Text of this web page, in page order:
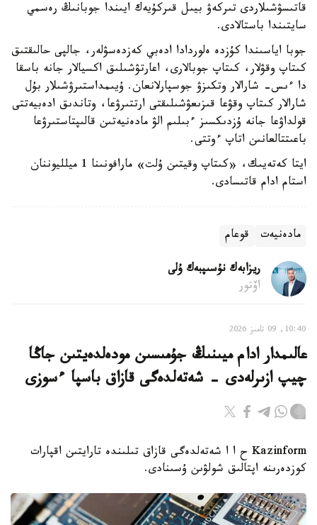
قاتىسۋشىلاردى تىركەۋ بيىل قىركۇيەك ايىندا جوبانىڭ رەسمي
سايتىندا باستالادى.
جوبا اياسىندا كۇزدە ەلوردادا ادەبي كەزدەسۋلەر، جالپى حالىقتىق
كىتاپ وقۋلار، كىتاپ جوبالارى، اعارتۋشىلىق اكسيالار جانە باسقا
دا ءىس- شارالار وتكىزۋ جوسپارلانعان. ۇيىمداستىرۋشىلار بۇل
شارالار كىتاپ وقۋعا قىزىعۋشىلىقتى ارتتىرۋعا، وتاندىق ادەبيەتتى
قولداۋعا جانە ۇزدىكسىز ءبىلىم الۋ مادەنيەتىن قالىپتاستىرۋعا
باعىتتالعانىن اتاپ ءوتتى.
ايتا كەتەيىك، «كىتاپ وقيتىن ۇلت» مارافونىنا 1 ميلليوننان
استام ادام قاتىسادى.
مادەنيەت قوعام
ريزابەك نۇسىپبەك ۇلى
اۆتور
10:40, 09 تامىز 2026
عالىمدار ادام ميىنىڭ جۇمىسىن مودەلدەيتىن جاڭا
چيپ ازىرلەدى - شەتەلدەگى قازاق باسپا ءسوزى
Kazinform ح ا ا شەتەلدەگى قازاق تىلىندە تارايتىن اقپارات
كوزدەرىنە اپتالىق شولۋىن ۇسىنادى.